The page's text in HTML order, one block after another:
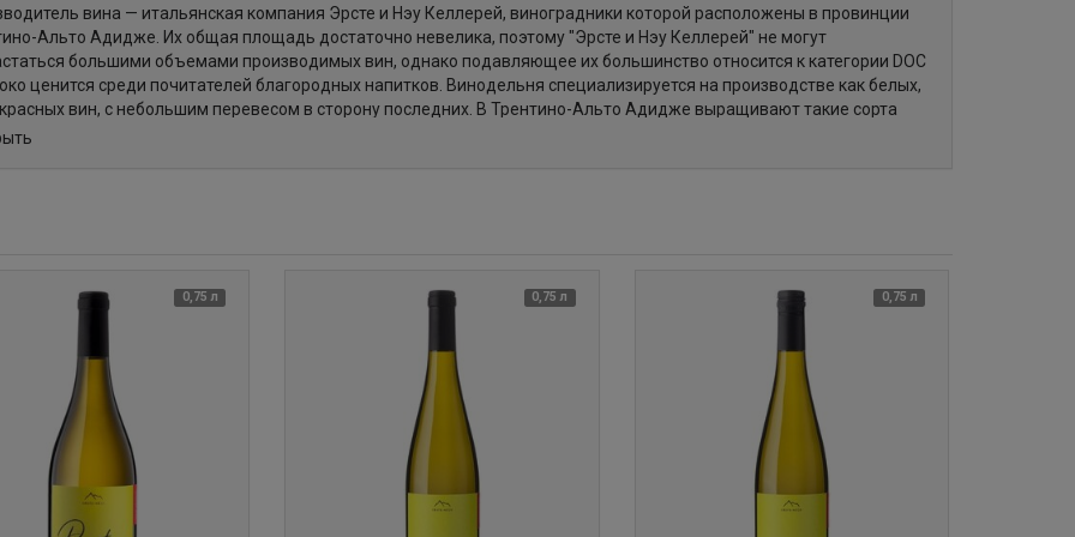
вина — итальянская компания Эрсте и Нэу Келлерей, виноградники которой расположены в провинции
Альто Адидже. Их общая площадь достаточно невелика, поэтому "Эрсте и Нэу Келлерей" не могут
большими объемами производимых вин, однако подавляющее их большинство относится к категории DOC
ценится среди почитателей благородных напитков. Винодельня специализируется на производстве как белых,
вин, с небольшим перевесом в сторону последних. В Трентино-Альто Адидже выращивают такие сорта
как Пино Бьянко, Мерло, Каберне Совиньон, Пино Неро, Каберне Фран, Пино Гри, Шардоне, Совиньон Блан и
0,75 л 0,75 л 0,75 л